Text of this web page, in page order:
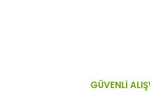
GÜVENLİ